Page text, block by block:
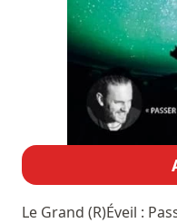
Le Grand (R)Éveil :